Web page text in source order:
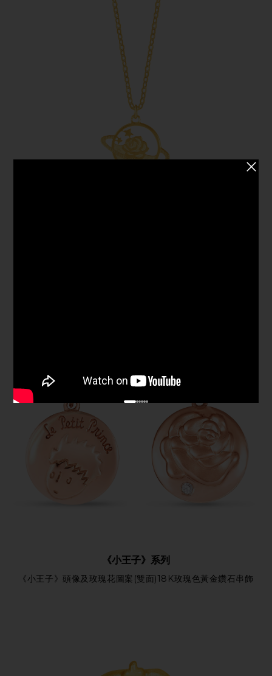
《小王子》系列
《小王子》頭像及玫瑰花圖案(雙面)18K玫瑰色黃金鑽石串飾